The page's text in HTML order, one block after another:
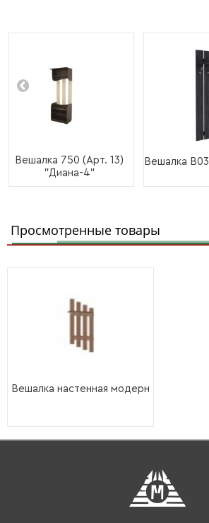
Вешалка 750 (Арт. 13)
"Диана-4"
Вешалка В03
Просмотренные товары
Вешалка настенная модерн